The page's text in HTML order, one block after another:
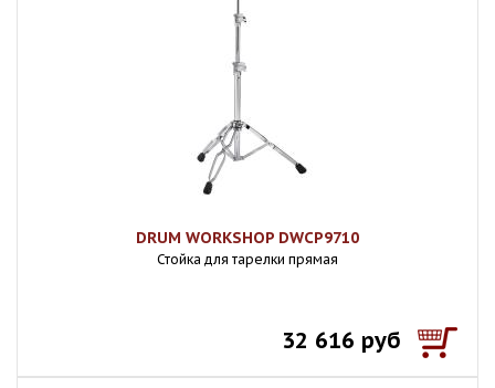
DRUM WORKSHOP DWCP9710
Стойка для тарелки прямая
32 616 руб